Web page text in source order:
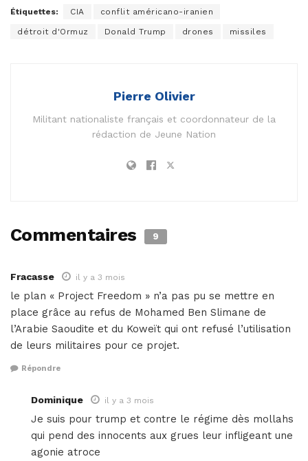
Étiquettes: CIA conflit américano-iranien
détroit d'Ormuz Donald Trump drones missiles
Pierre Olivier
Militant nationaliste français et coordonnateur de la
rédaction de Jeune Nation
Commentaires 9
Fracasse il y a 3 mois
le plan « Project Freedom » n’a pas pu se mettre en
place grâce au refus de Mohamed Ben Slimane de
l’Arabie Saoudite et du Koweït qui ont refusé l’utilisation
de leurs militaires pour ce projet.
Répondre
Dominique il y a 3 mois
Je suis pour trump et contre le régime dès mollahs
qui pend des innocents aux grues leur infligeant une
agonie atroce